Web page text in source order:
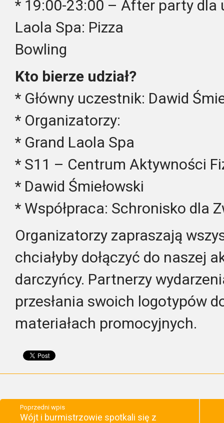
* 19:00-23:00 – After party dla
Laola Spa: Pizza
Bowling
Kto bierze udział?
* Główny uczestnik: Dawid
* Organizatorzy:
* Grand Laola Spa
* S11 – Centrum Aktywności
* Dawid Śmiełowski
* Współpraca: Schronisko dla
Organizatorzy zapraszają
chciałyby dołączyć do naszej
darczyńcy. Partnerzy
przesłania swoich logotypów
materiałach promocyjnych.
Poprzedni wpis
Wójt i burmistrzowie spotkali się z